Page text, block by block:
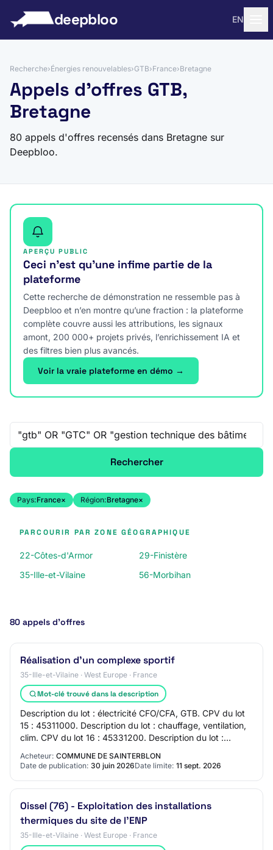
deepbloo EN
Recherche›Énergies renouvelables›GTB›France›Bretagne
Appels d'offres GTB,
Bretagne
80 appels d'offres recensés dans Bretagne sur
Deepbloo.
APERÇU PUBLIC
Ceci n’est qu’une infime partie de la
plateforme
Cette recherche de démonstration ne ressemble pas à
Deepbloo et n’en montre qu’une fraction : la plateforme
complète couvre aussi les attributions, les signaux
amont, 200 000+ projets privés, l’enrichissement IA et
des filtres bien plus avancés.
Voir la vraie plateforme en démo →
Recherche libre
Rechercher
Pays:France× Région:Bretagne×
PARCOURIR PAR ZONE GÉOGRAPHIQUE
22-Côtes-d'Armor
29-Finistère
35-Ille-et-Vilaine
56-Morbihan
80 appels d’offres
Réalisation d’un complexe sportif
35-Ille-et-Vilaine · West Europe · France
Mot-clé trouvé dans la description
Description du lot : électricité CFO/CFA, GTB. CPV du lot
15 : 45311000. Description du lot : chauffage, ventilation,
clim. CPV du lot 16 : 45331200. Description du lot :
Acheteur: COMMUNE DE SAINTERBLON
Date de publication: 30 juin 2026Date limite: 11 sept. 2026
Oissel (76) - Exploitation des installations
thermiques du site de l'ENP
35-Ille-et-Vilaine · West Europe · France